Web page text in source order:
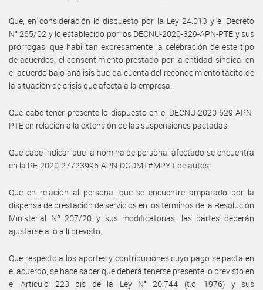
Que, en consideración lo dispuesto por la Ley 24.013 y el Decreto
N° 265/02 y lo establecido por los DECNU-2020-329-APN-PTE y sus
prórrogas, que habilitan expresamente la celebración de este tipo
de acuerdos, el consentimiento prestado por la entidad sindical en
el acuerdo bajo análisis que da cuenta del reconocimiento tácito de
la situación de crisis que afecta a la empresa.
Que cabe tener presente lo dispuesto en el DECNU-2020-529-APN-
PTE en relación a la extensión de las suspensiones pactadas.
Que cabe indicar que la nómina de personal afectado se encuentra
en la RE-2020-27723996-APN-DGDMT#MPYT de autos.
Que en relación al personal que se encuentre amparado por la
dispensa de prestación de servicios en los términos de la Resolución
Ministerial Nº 207/20 y sus modificatorias, las partes deberán
ajustarse a lo allí previsto.
Que respecto a los aportes y contribuciones cuyo pago se pacta en
el acuerdo, se hace saber que deberá tenerse presente lo previsto en
el Artículo 223 bis de la Ley N° 20.744 (t.o. 1976) y sus